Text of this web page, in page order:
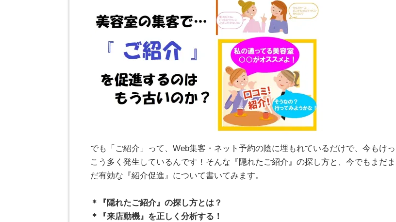
でも「ご紹介」って、Web集客・ネット予約の陰に埋もれているだけで、今もけっ
こう多く発生しているんです！そんな『隠れたご紹介』の探し方と、今でもまだま
だ有効な『紹介促進』について書いてみます。
＊『隠れたご紹介』の探し方とは？
＊『来店動機』を正しく分析する！